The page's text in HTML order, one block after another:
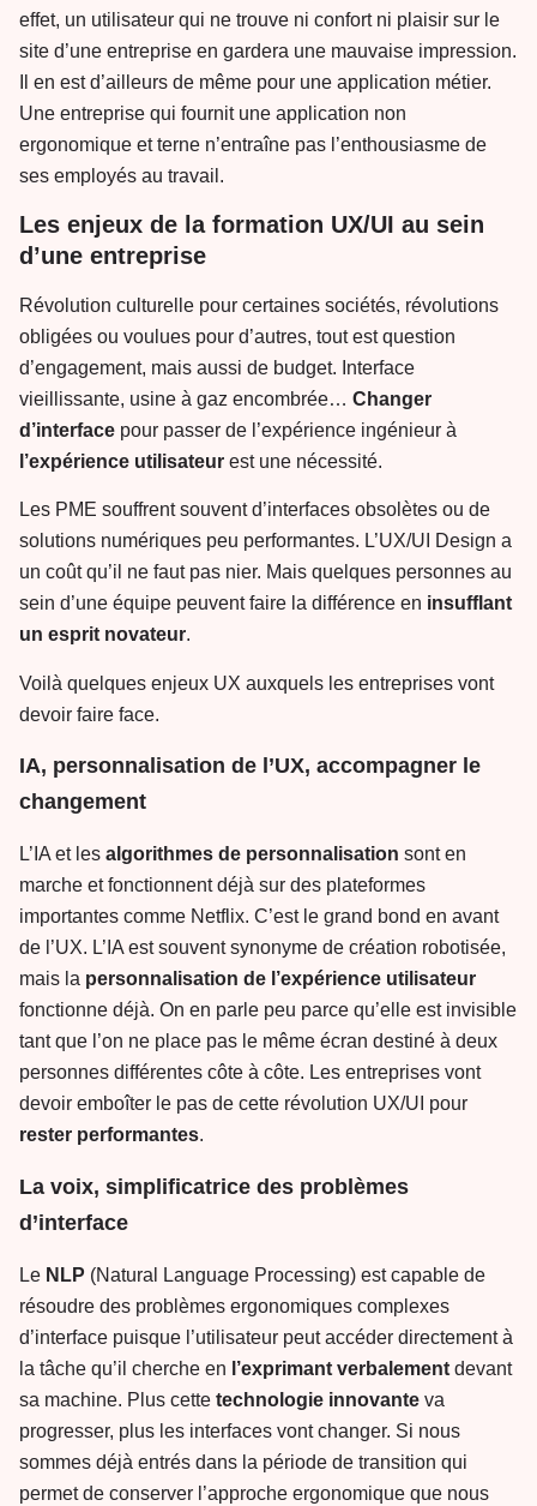
effet, un utilisateur qui ne trouve ni confort ni plaisir sur le
site d’une entreprise en gardera une mauvaise impression.
Il en est d’ailleurs de même pour une application métier.
Une entreprise qui fournit une application non
ergonomique et terne n’entraîne pas l’enthousiasme de
ses employés au travail.
Les enjeux de la formation UX/UI au sein
d’une entreprise
Révolution culturelle pour certaines sociétés, révolutions
obligées ou voulues pour d’autres, tout est question
d’engagement, mais aussi de budget. Interface
vieillissante, usine à gaz encombrée… Changer
d’interface pour passer de l’expérience ingénieur à
l’expérience utilisateur est une nécessité.
Les PME souffrent souvent d’interfaces obsolètes ou de
solutions numériques peu performantes. L’UX/UI Design a
un coût qu’il ne faut pas nier. Mais quelques personnes au
sein d’une équipe peuvent faire la différence en insufflant
un esprit novateur.
Voilà quelques enjeux UX auxquels les entreprises vont
devoir faire face.
IA, personnalisation de l’UX, accompagner le
changement
L’IA et les algorithmes de personnalisation sont en
marche et fonctionnent déjà sur des plateformes
importantes comme Netflix. C’est le grand bond en avant
de l’UX. L’IA est souvent synonyme de création robotisée,
mais la personnalisation de l’expérience utilisateur
fonctionne déjà. On en parle peu parce qu’elle est invisible
tant que l’on ne place pas le même écran destiné à deux
personnes différentes côte à côte. Les entreprises vont
devoir emboîter le pas de cette révolution UX/UI pour
rester performantes.
La voix, simplificatrice des problèmes
d’interface
Le NLP (Natural Language Processing) est capable de
résoudre des problèmes ergonomiques complexes
d’interface puisque l’utilisateur peut accéder directement à
la tâche qu’il cherche en l’exprimant verbalement devant
sa machine. Plus cette technologie innovante va
progresser, plus les interfaces vont changer. Si nous
sommes déjà entrés dans la période de transition qui
permet de conserver l’approche ergonomique que nous